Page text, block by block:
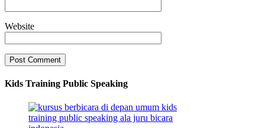
Website
Kids Training Public Speaking